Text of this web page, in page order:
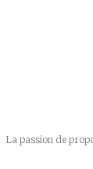
La passion de